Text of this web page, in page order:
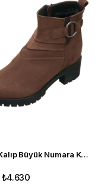
Rahat Kalıp Büyük Numara Kadın BOT Ysm26 Kahve
₺4.630